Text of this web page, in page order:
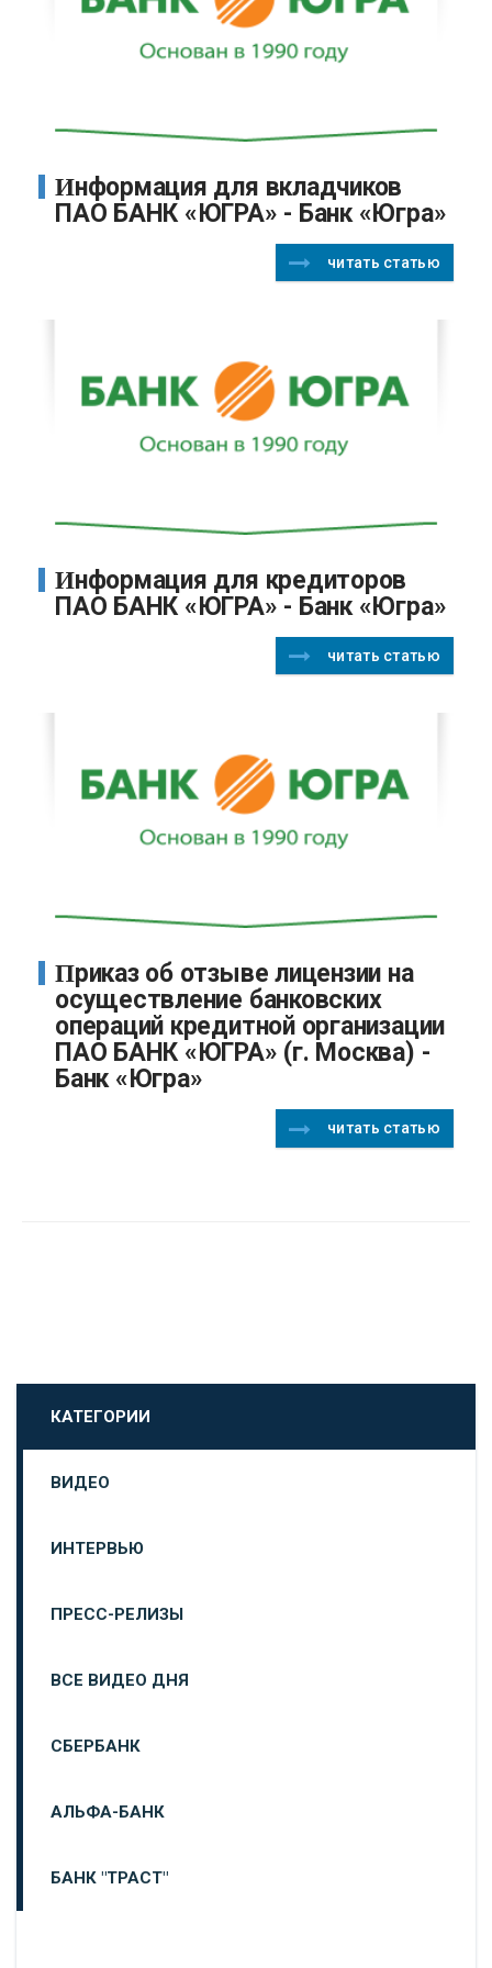
Информация для вкладчиков
ПАО БАНК «ЮГРА» - Банк «Югра»
читать статью
Информация для кредиторов
ПАО БАНК «ЮГРА» - Банк «Югра»
читать статью
Приказ об отзыве лицензии на
осуществление банковских
операций кредитной организации
ПАО БАНК «ЮГРА» (г. Москва) -
Банк «Югра»
читать статью
КАТЕГОРИИ
ВИДЕО
ИНТЕРВЬЮ
ПРЕСС-РЕЛИЗЫ
ВСЕ ВИДЕО ДНЯ
СБЕРБАНК
АЛЬФА-БАНК
БАНК "ТРАСТ"